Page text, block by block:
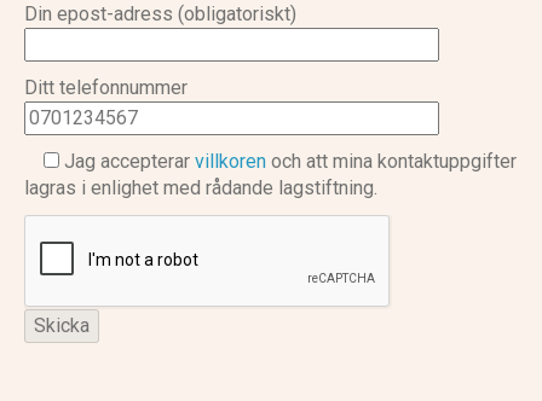
Din epost-adress (obligatoriskt)
Ditt telefonnummer
Jag accepterar villkoren och att mina kontaktuppgifter
lagras i enlighet med rådande lagstiftning.